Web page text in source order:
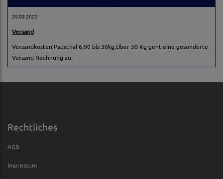
29.09.2022
Versand
Versandkosten Pauschal 6,90 bis 30kg,Über 30 Kg geht eine gesonderte
Versand Rechnung zu.
Rechtliches
AGB
Impressum